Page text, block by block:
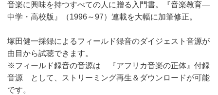
音楽に興味を持つすべての人に贈る入門書。『音楽教育―
中学・高校版』（1996～97）連載を大幅に加筆修正。
塚田健一採録によるフィールド録音のダイジェスト音源が
曲目から試聴できます。
※フィールド録音の音源は 『アフリカ音楽の正体』付録
音源 として、ストリーミング再生＆ダウンロードが可能
です。